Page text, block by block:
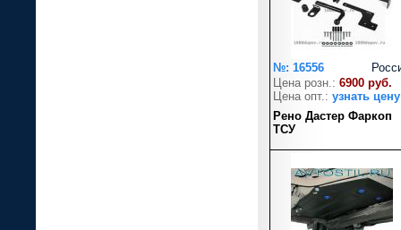
№: 16556
Цена розн.: 6900 руб.
Цена опт.: узнать цену
Рено Дастер Фаркоп
ТСУ